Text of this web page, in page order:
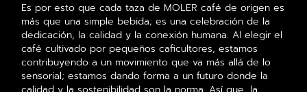
Es por esto que cada taza de MOLER café de origen es
más que una simple bebida; es una celebración de la
dedicación, la calidad y la conexión humana. Al elegir el
café cultivado por pequeños caficultores, estamos
contribuyendo a un movimiento que va más allá de lo
sensorial; estamos dando forma a un futuro donde la